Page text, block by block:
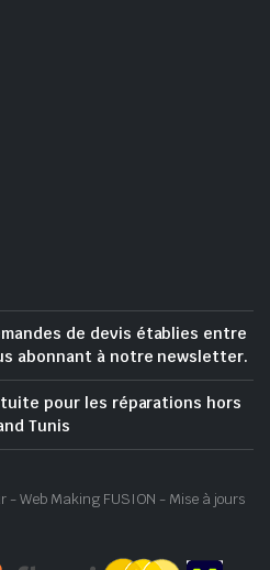
de devis établies entre
abonnant à notre newsletter.
pour les réparations hors
Tunis
- Web Making FUSION - Mise à jours